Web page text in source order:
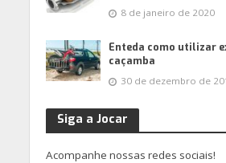
8 de janeiro de 2020
Enteda como utilizar
caçamba
30 de dezembro de
Siga a Jocar
Acompanhe nossas redes sociais!